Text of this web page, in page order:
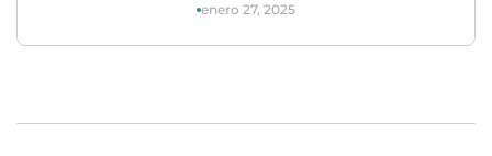
enero 27, 2025